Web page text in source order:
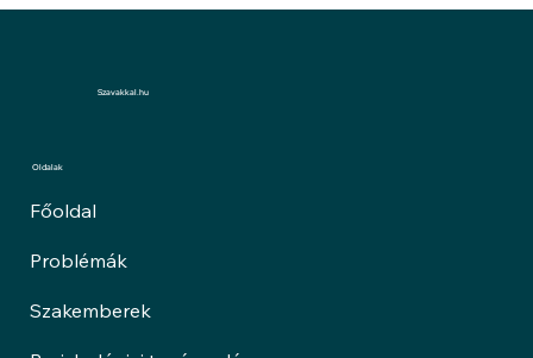
Szavakkal.hu
Oldalak
Főoldal
Problémák
Szakemberek